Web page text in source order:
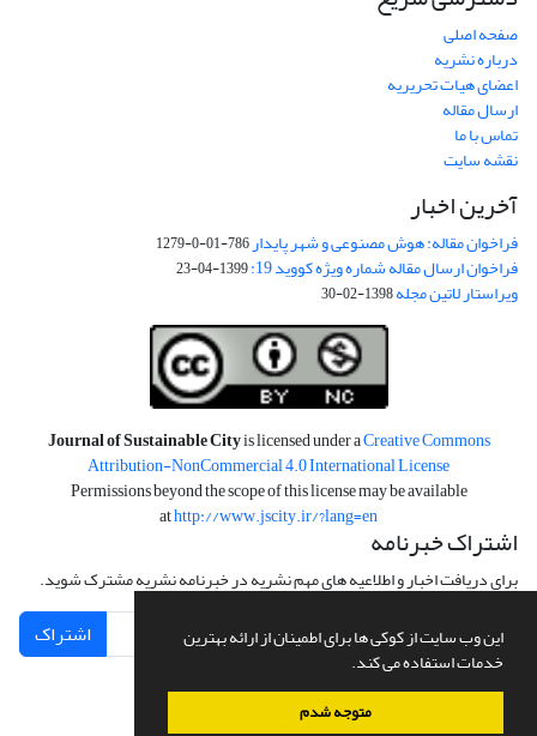
این وب سایت از کوکی ها برای اطمینان از ارائه بهترین
خدمات استفاده می کند.
متوجه شدم
صفحه اصلی
درباره نشریه
اعضای هیات تحریریه
ارسال مقاله
تماس با ما
نقشه سایت
آخرین اخبار
فراخوان مقاله: هوش مصنوعی و شهر پایدار786-01-0-1279
فراخوان ارسال مقاله شماره ویژه کووید 19: 1399-04-23
ویراستار لاتین مجله1398-02-30
Journal of Sustainable Cityis licensed under aCreative Commons
Attribution-NonCommercial 4.0 International License
Permissions beyond the scope of this license may be available
athttp://www.jscity.ir/?lang=en
اشتراک خبرنامه
برای دریافت اخبار و اطلاعیه های مهم نشریه در خبرنامه نشریه مشترک شوید.
اشتراک